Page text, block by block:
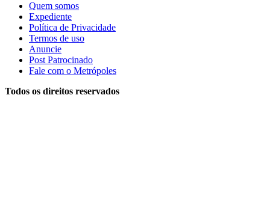
Quem somos
Expediente
Política de Privacidade
Termos de uso
Anuncie
Post Patrocinado
Fale com o Metrópoles
Todos os direitos reservados